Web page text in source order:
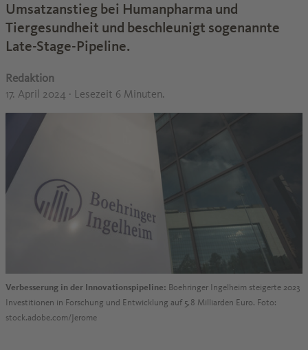
Umsatzanstieg bei Humanpharma und
Tiergesundheit und beschleunigt sogenannte
Late-Stage-Pipeline.
Redaktion
17. April 2024 · Lesezeit 6 Minuten.
Verbesserung in der Innovationspipeline: Boehringer Ingelheim steigerte 2023
Investitionen in Forschung und Entwicklung auf 5,8 Milliarden Euro. Foto:
stock.adobe.com/Jerome